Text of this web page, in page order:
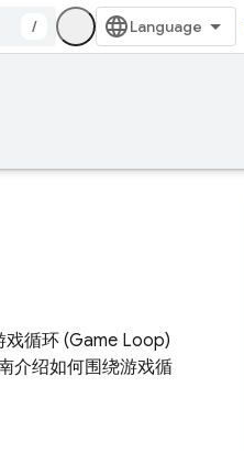
/
戏循环 (Game Loop)
介绍如何围绕游戏循